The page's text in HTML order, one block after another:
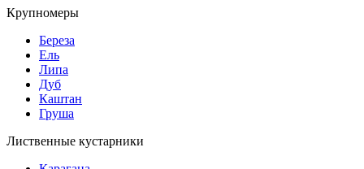
Крупномеры
Береза
Ель
Липа
Дуб
Каштан
Груша
Лиственные кустарники